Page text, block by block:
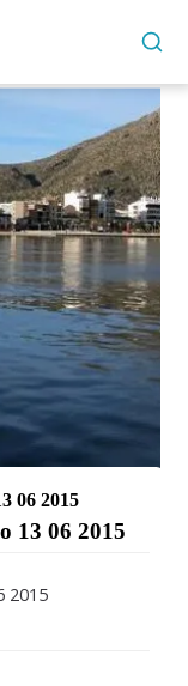
06 2015
13 06 2015
2015